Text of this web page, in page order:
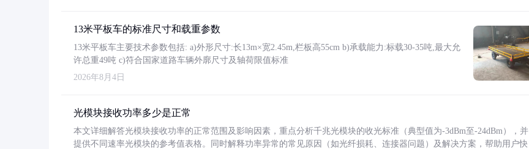
13米平板车的标准尺寸和载重参数
13米平板车主要技术参数包括: a)外形尺寸:长13m×宽2.45m,栏板高55cm b)承载能力:标载30-35吨,最大允
许总重49吨 c)符合国家道路车辆外廓尺寸及轴荷限值标准
2026年8月4日
光模块接收功率多少是正常
本文详细解答光模块接收功率的正常范围及影响因素，重点分析千兆光模块的收光标准（典型值为-3dBm至-24dBm），并
提供不同速率光模块的参考值表格。同时解释功率异常的常见原因（如光纤损耗、连接器问题）及解决方案，帮助用户快